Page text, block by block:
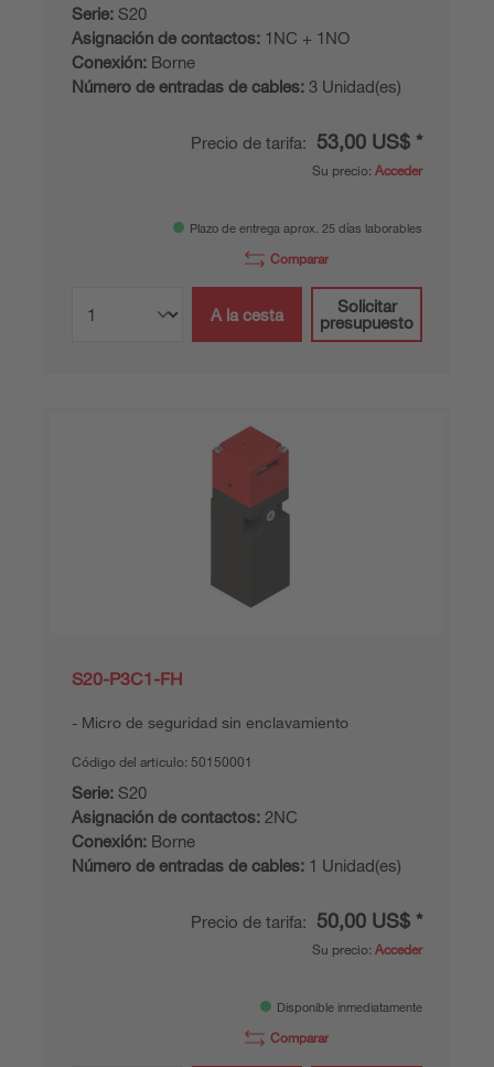
Serie: S20
Asignación de contactos: 1NC + 1NO
Conexión: Borne
Número de entradas de cables: 3 Unidad(es)
Precio de tarifa: 53,00 US$ *
Su precio: Acceder
Plazo de entrega aprox. 25 días laborables
Comparar
A la cesta
Solicitar
presupuesto
S20-P3C1-FH
Micro de seguridad sin enclavamiento
Código del articulo: 50150001
Serie: S20
Asignación de contactos: 2NC
Conexión: Borne
Número de entradas de cables: 1 Unidad(es)
Precio de tarifa: 50,00 US$ *
Su precio: Acceder
Disponible inmediatamente
Comparar